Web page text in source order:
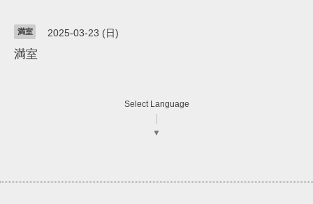
満室 2025-03-23 (日)
満室
Select Language
▼